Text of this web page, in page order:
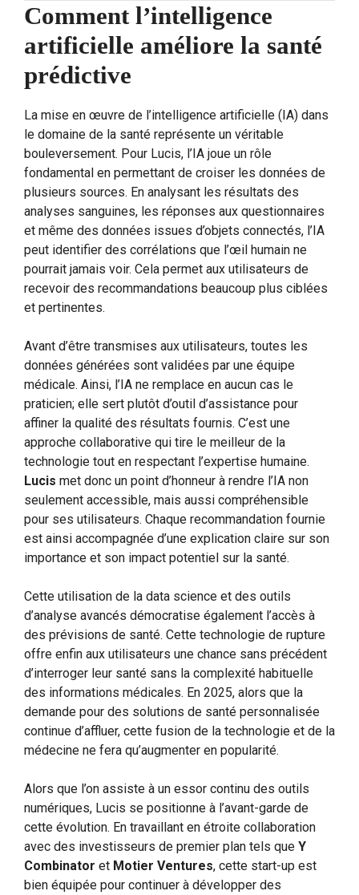
Comment l’intelligence
artificielle améliore la santé
prédictive
La mise en œuvre de l’intelligence artificielle (IA) dans
le domaine de la santé représente un véritable
bouleversement. Pour Lucis, l’IA joue un rôle
fondamental en permettant de croiser les données de
plusieurs sources. En analysant les résultats des
analyses sanguines, les réponses aux questionnaires
et même des données issues d’objets connectés, l’IA
peut identifier des corrélations que l’œil humain ne
pourrait jamais voir. Cela permet aux utilisateurs de
recevoir des recommandations beaucoup plus ciblées
et pertinentes.
Avant d’être transmises aux utilisateurs, toutes les
données générées sont validées par une équipe
médicale. Ainsi, l’IA ne remplace en aucun cas le
praticien; elle sert plutôt d’outil d’assistance pour
affiner la qualité des résultats fournis. C’est une
approche collaborative qui tire le meilleur de la
technologie tout en respectant l’expertise humaine.
Lucis met donc un point d’honneur à rendre l’IA non
seulement accessible, mais aussi compréhensible
pour ses utilisateurs. Chaque recommandation fournie
est ainsi accompagnée d’une explication claire sur son
importance et son impact potentiel sur la santé.
Cette utilisation de la data science et des outils
d’analyse avancés démocratise également l’accès à
des prévisions de santé. Cette technologie de rupture
offre enfin aux utilisateurs une chance sans précédent
d’interroger leur santé sans la complexité habituelle
des informations médicales. En 2025, alors que la
demande pour des solutions de santé personnalisée
continue d’affluer, cette fusion de la technologie et de la
médecine ne fera qu’augmenter en popularité.
Alors que l’on assiste à un essor continu des outils
numériques, Lucis se positionne à l’avant-garde de
cette évolution. En travaillant en étroite collaboration
avec des investisseurs de premier plan tels que Y
Combinator et Motier Ventures, cette start-up est
bien équipée pour continuer à développer des